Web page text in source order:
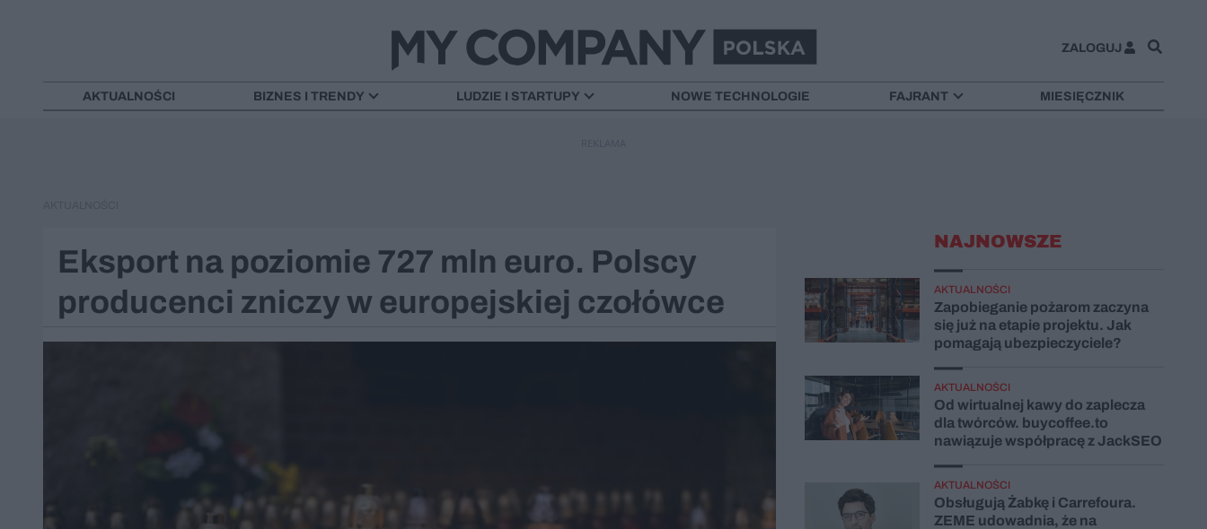
ZALOGUJ
AKTUALNOŚCI BIZNES I TRENDY LUDZIE I STARTUPY NOWE TECHNOLOGIE FAJRANT MIESIĘCZNIK
Eksport na poziomie 727 mln euro. Polscy
producenci zniczy w europejskiej czołówce
NAJNOWSZE
AKTUALNOŚCI
Zapobieganie pożarom zaczyna
się już na etapie projektu. Jak
pomagają ubezpieczyciele?
AKTUALNOŚCI
Od wirtualnej kawy do zaplecza
dla twórców. buycoffee.to
nawiązuje współpracę z JackSEO
AKTUALNOŚCI
Obsługują Żabkę i Carrefoura.
ZEME udowadnia, że na